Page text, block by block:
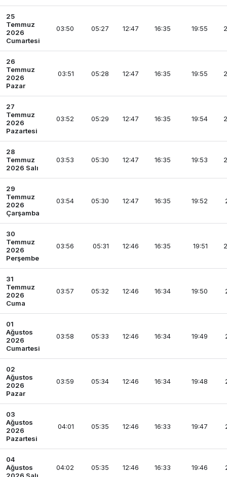
25
Temmuz
2026
Cumartesi
03:50 05:27 12:47 16:35 19:55
26
Temmuz
2026
Pazar
03:51 05:28 12:47 16:35 19:55
27
Temmuz
2026
Pazartesi
03:52 05:29 12:47 16:35 19:54
28
Temmuz
2026 Salı
03:53 05:30 12:47 16:35 19:53
29
Temmuz
2026
Çarşamba
03:54 05:30 12:47 16:35 19:52
30
Temmuz
2026
Perşembe
03:56 05:31 12:46 16:35 19:51
31
Temmuz
2026
Cuma
03:57 05:32 12:46 16:34 19:50
01
Ağustos
2026
Cumartesi
03:58 05:33 12:46 16:34 19:49
02
Ağustos
2026
Pazar
03:59 05:34 12:46 16:34 19:48
03
Ağustos
2026
Pazartesi
04:01 05:35 12:46 16:33 19:47
04
Ağustos
04:02 05:35 12:46 16:33 19:46